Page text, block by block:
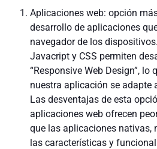
Aplicaciones web: opción
desarrollo de aplicaciones
navegador de los
Javacript y CSS permiten
“Responsive Web Design”, lo
nuestra aplicación se adapte
Las desventajas de esta
aplicaciones web ofrecen
que las aplicaciones nativas,
las características y